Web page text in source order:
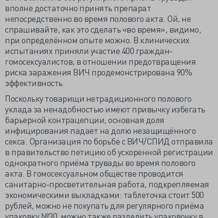
вполне достаточно принять препарат
непосредственно во время полового акта. Ой, не
спрашивайте, как это сделать «во время», видимо,
при определённом опыте можно. В клинических
испытаниях приняли участие 400 граждан-
гомосексуалистов, в отношении предотвращения
риска заражения ВИЧ продемонстрирована 90%
эффективность.
Поскольку товарищи нетрадиционного полового
уклада за ненадобностью имеют привычку избегать
барьерной контрацепции, основная доля
инфицирования падает на долю незащищённого
секса. Организация по борьбе с ВИЧ/СПИД отправила
в правительство петицию об ускоренной регистрации
однократного приёма трувады во время полового
акта. В гомосексуальном обществе проводится
санитарно-просветительная работа, подкрепляемая
экономическими выкладками: таблеточка стоит 500
рублей, можно не покупать для регулярного приёма